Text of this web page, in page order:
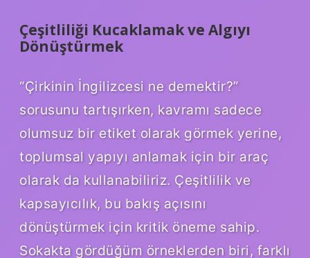
Çeşitliliği Kucaklamak ve Algıyı
Dönüştürmek
“Çirkinin İngilizcesi ne demektir?”
sorusunu tartışırken, kavramı sadece
olumsuz bir etiket olarak görmek yerine,
toplumsal yapıyı anlamak için bir araç
olarak da kullanabiliriz. Çeşitlilik ve
kapsayıcılık, bu bakış açısını
dönüştürmek için kritik öneme sahip.
Sokakta gördüğüm örneklerden biri, farklı